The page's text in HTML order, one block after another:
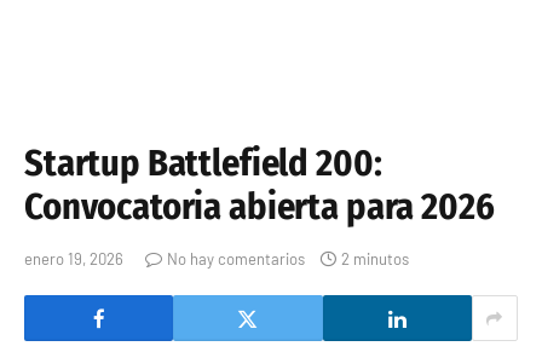
Startup Battlefield 200:
Convocatoria abierta para 2026
enero 19, 2026 No hay comentarios 2 minutos